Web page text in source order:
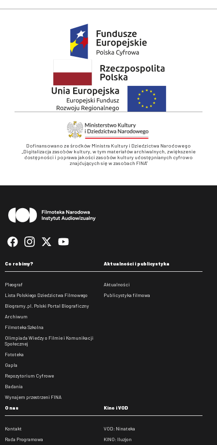
Dofinansowano ze środków Ministra Kultury i Dziedzictwa Narodowego
„Digitalizacja zasobów kultury, w tym materiałów archiwalnych, zwiększenie
dostępności i poprawa jakości zasobów kultury udostępnianych cyfrowo
znajdujących się w zasobach FINA”
Co robimy?
Pleograf
Lista Polskiego Dziedzictwa Filmowego
Biogramy.pl. Polski Portal Biograficzny
Archiwum
Filmoteka Szkolna
Olimpiada Wiedzy o Filmie i Komunikacji
Społecznej
Fototeka
Gapla
Repozytorium Cyfrowe
Badania
Wynajem przestrzeni FINA
Aktualności i publicystyka
Aktualności
Publicystyka filmowa
O nas
Kontakt
Rada Programowa
Kino i VOD
VOD: Ninateka
KINO: Iluzjon